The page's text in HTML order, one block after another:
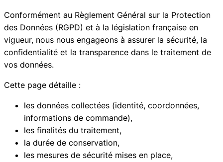
Conformément au Règlement Général sur la Protection
des Données (RGPD) et à la législation française en
vigueur, nous nous engageons à assurer la sécurité, la
confidentialité et la transparence dans le traitement de
vos données.
Cette page détaille :
les données collectées (identité, coordonnées,
informations de commande),
les finalités du traitement,
la durée de conservation,
les mesures de sécurité mises en place,